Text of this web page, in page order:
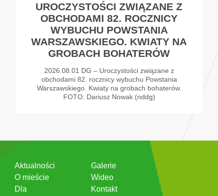
UROCZYSTOŚCI ZWIĄZANE Z
OBCHODAMI 82. ROCZNICY
WYBUCHU POWSTANIA
WARSZAWSKIEGO. KWIATY NA
GROBACH BOHATERÓW
2026.08.01 DG – Uroczystości związane z
obchodami 82. rocznicy wybuchu Powstania
Warszawskiego. Kwiaty na grobach bohaterów.
FOTO: Dariusz Nowak (nddg)
Aktualności
O mieście
Dla
Galerie
Wideo
Kontakt